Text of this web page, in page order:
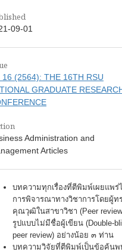
09-01
16 (2564): THE 16TH RSU
GRADUATE
Administration and
Articles
บทความทุกเรื่องที่ตีพิมพ์เผยแพร่
การพิจารณาทางวิชาการโดยผู้ท
คุณวุฒิในสาขาวิชา (Peer
รูปแบบไม่มีชื่อผู้เขียน (Double-
peer review) อย่างน้อย ๓ ท่าน
บทความวิจัยที่ตีพิมพ์เป็นข้อค้นพ